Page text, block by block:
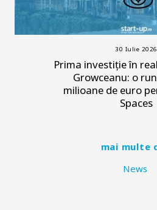
30 Iulie 2026
Prima investiție în
Growceanu: o
milioane de euro
Spaces
mai multe
News